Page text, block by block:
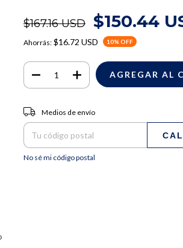
$167.16 USD $150.44
Ahorrás: $16.72 USD 10% OFF
Entregas para el CP:
Medios de envío
No sé mi código postal